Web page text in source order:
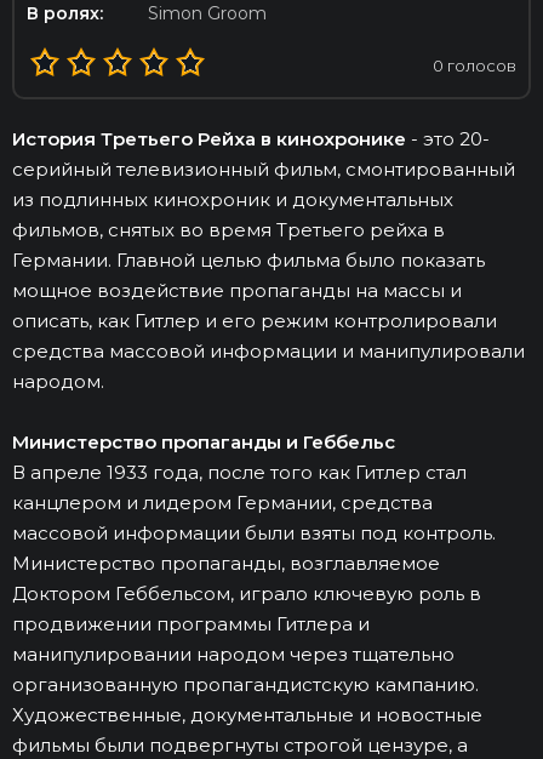
В ролях:
Simon Groom
0 голосов
История Третьего Рейха в кинохронике - это 20-
серийный телевизионный фильм, смонтированный
из подлинных кинохроник и документальных
фильмов, снятых во время Третьего рейха в
Германии. Главной целью фильма было показать
мощное воздействие пропаганды на массы и
описать, как Гитлер и его режим контролировали
средства массовой информации и манипулировали
народом.
Министерство пропаганды и Геббельс
В апреле 1933 года, после того как Гитлер стал
канцлером и лидером Германии, средства
массовой информации были взяты под контроль.
Министерство пропаганды, возглавляемое
Доктором Геббельсом, играло ключевую роль в
продвижении программы Гитлера и
манипулировании народом через тщательно
организованную пропагандистскую кампанию.
Художественные, документальные и новостные
фильмы были подвергнуты строгой цензуре, а